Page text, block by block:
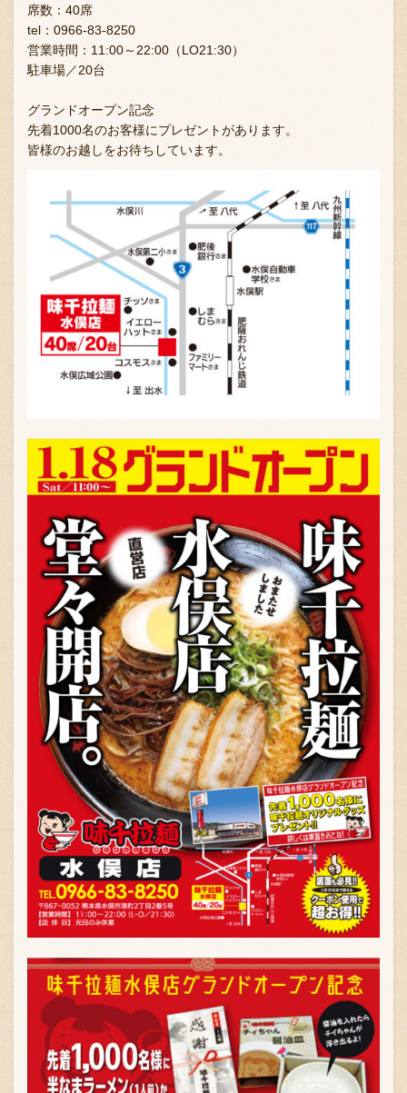
席数：40席
tel：0966‐83‐8250
営業時間：11:00～22:00（LO21:30）
駐車場／20台
グランドオープン記念
先着1000名のお客様にプレゼントがあります。
皆様のお越しをお待ちしています。